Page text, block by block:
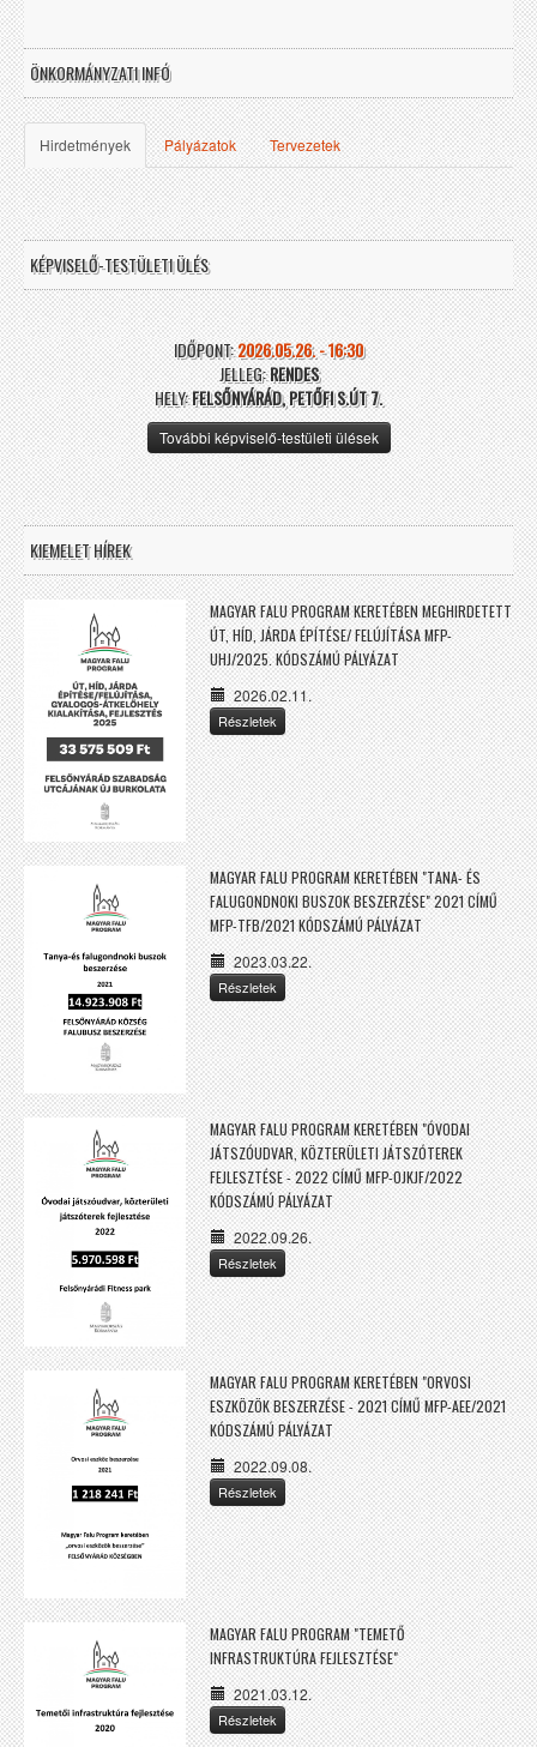
ÖNKORMÁNYZATI INFÓ
Hirdetmények Pályázatok Tervezetek
KÉPVISELŐ-TESTÜLETI ÜLÉS
IDŐPONT:2026.05.26. - 16:30
JELLEG:RENDES
HELY:FELSŐNYÁRÁD, PETŐFI S.ÚT 7.
További képviselő-testületi ülések
KIEMELET HÍREK
MAGYAR FALU PROGRAM KERETÉBEN MEGHIRDETETT
ÚT, HÍD, JÁRDA ÉPÍTÉSE/ FELÚJÍTÁSA MFP-
UHJ/2025. KÓDSZÁMÚ PÁLYÁZAT
2026.02.11.
Részletek
MAGYAR FALU PROGRAM KERETÉBEN "TANA- ÉS
FALUGONDNOKI BUSZOK BESZERZÉSE" 2021 CÍMŰ
MFP-TFB/2021 KÓDSZÁMÚ PÁLYÁZAT
2023.03.22.
Részletek
MAGYAR FALU PROGRAM KERETÉBEN "ÓVODAI
JÁTSZÓUDVAR, KÖZTERÜLETI JÁTSZÓTEREK
FEJLESZTÉSE - 2022 CÍMŰ MFP-OJKJF/2022
KÓDSZÁMÚ PÁLYÁZAT
2022.09.26.
Részletek
MAGYAR FALU PROGRAM KERETÉBEN "ORVOSI
ESZKÖZÖK BESZERZÉSE - 2021 CÍMŰ MFP-AEE/2021
KÓDSZÁMÚ PÁLYÁZAT
2022.09.08.
Részletek
MAGYAR FALU PROGRAM "TEMETŐ
INFRASTRUKTÚRA FEJLESZTÉSE"
2021.03.12.
Részletek